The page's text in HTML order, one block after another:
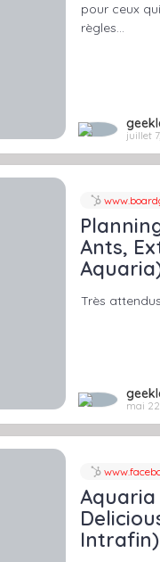
pour ceux
règles…
juillet
Ants,
Très
mai
Aquaria
Intrafin)